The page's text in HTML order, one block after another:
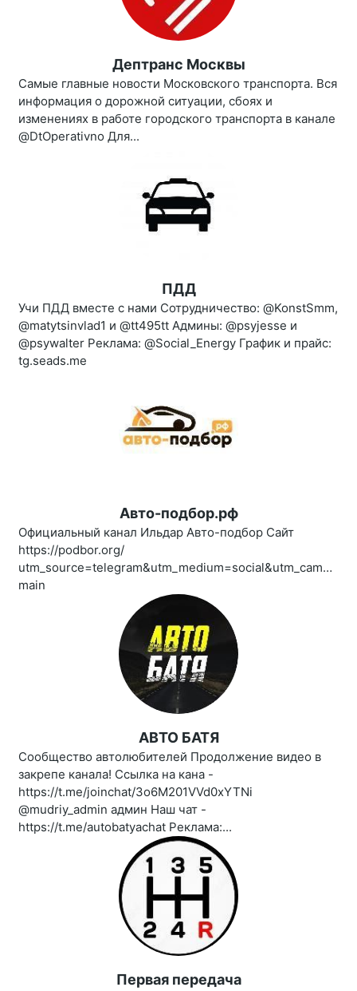
Дептранс Москвы
Самые главные новости Московского транспорта. Вся
информация о дорожной ситуации, сбоях и
изменениях в работе городского транспорта в канале
@DtOperativno Для...
ПДД
Учи ПДД вместе с нами Сотрудничество: @KonstSmm,
@matytsinvlad1 и @tt495tt Админы: @psyjesse и
@psywalter Реклама: @Social_Energy График и прайс:
tg.seads.me
Авто-подбор.рф
Официальный канал Ильдар Авто-подбор Сайт
https://podbor.org/
main
АВТО БАТЯ
Сообщество автолюбителей Продолжение видео в
закрепе канала! Ссылка на кана -
https://t.me/joinchat/3o6M201VVd0xYTNi
@mudriy_admin админ Наш чат -
https://t.me/autobatyachat Реклама:...
Первая передача